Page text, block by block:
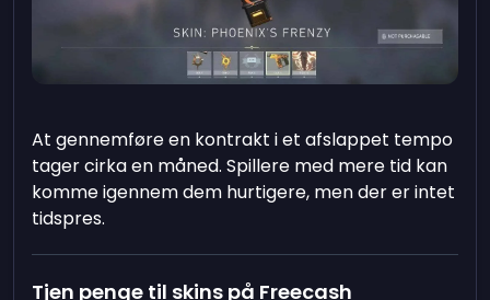
At gennemføre en kontrakt i et afslappet tempo
tager cirka en måned. Spillere med mere tid kan
komme igennem dem hurtigere, men der er intet
tidspres.
Tjen penge til skins på Freecash